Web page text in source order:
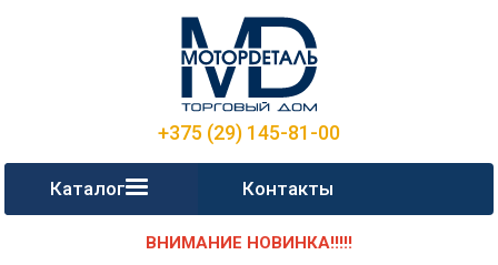
+375 (29) 145-81-00
Каталог Контакты
ВНИМАНИЕ НОВИНКА!!!!!